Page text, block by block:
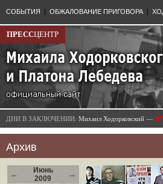
СОБЫТИЯ | ОБЖАЛОВАНИЕ ПРИГОВОРА |
ПРЕССЦЕНТР
ДНИ В ЗАКЛЮЧЕНИИ: Михаил Ходорковский —
Архив
←
Июнь
2009
→